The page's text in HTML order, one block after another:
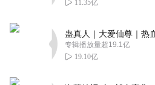
11.35亿
专辑播放量超19.1亿
19.10亿